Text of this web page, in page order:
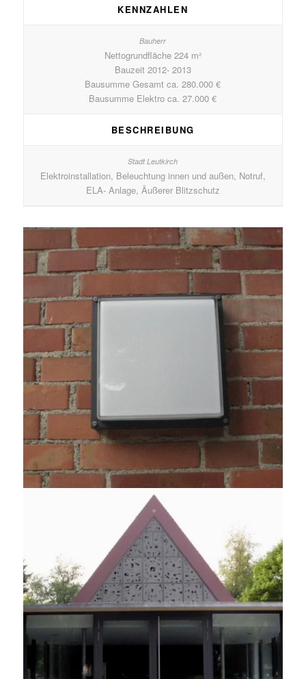
KENNZAHLEN
Nettogrundfläche 224 m²
Bauzeit 2012- 2013
Bausumme Gesamt ca. 280.000 €
Bausumme Elektro ca. 27.000 €
BESCHREIBUNG
Elektroinstallation, Beleuchtung innen und außen, Notruf,
ELA- Anlage, Äußerer Blitzschutz